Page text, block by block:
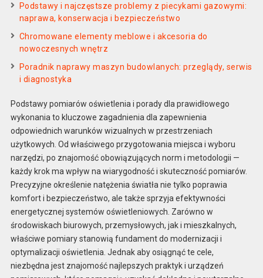
Podstawy i najczęstsze problemy z piecykami gazowymi:
naprawa, konserwacja i bezpieczeństwo
Chromowane elementy meblowe i akcesoria do
nowoczesnych wnętrz
Poradnik naprawy maszyn budowlanych: przeglądy, serwis
i diagnostyka
Podstawy pomiarów oświetlenia i porady dla prawidłowego
wykonania to kluczowe zagadnienia dla zapewnienia
odpowiednich warunków wizualnych w przestrzeniach
użytkowych. Od właściwego przygotowania miejsca i wyboru
narzędzi, po znajomość obowiązujących norm i metodologii —
każdy krok ma wpływ na wiarygodność i skuteczność pomiarów.
Precyzyjne określenie natężenia światła nie tylko poprawia
komfort i bezpieczeństwo, ale także sprzyja efektywności
energetycznej systemów oświetleniowych. Zarówno w
środowiskach biurowych, przemysłowych, jak i mieszkalnych,
właściwe pomiary stanowią fundament do modernizacji i
optymalizacji oświetlenia. Jednak aby osiągnąć te cele,
niezbędna jest znajomość najlepszych praktyk i urządzeń